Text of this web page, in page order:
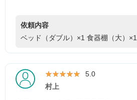
依頼内容
ベッド（ダブル）×1 食器棚（大）×1
★★★★★
★★★★★ 5.0
村上